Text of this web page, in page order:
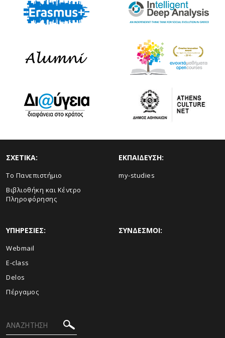
ΣΧΕΤΙΚΑ:
Το Πανεπιστήμιο
Βιβλιοθήκη και Κέντρο
Πληροφόρησης
ΕΚΠΑΙΔΕΥΣΗ:
my-studies
ΥΠΗΡΕΣΙΕΣ:
Webmail
E-class
Delos
Πέργαμος
ΣΥΝΔΕΣΜΟΙ: